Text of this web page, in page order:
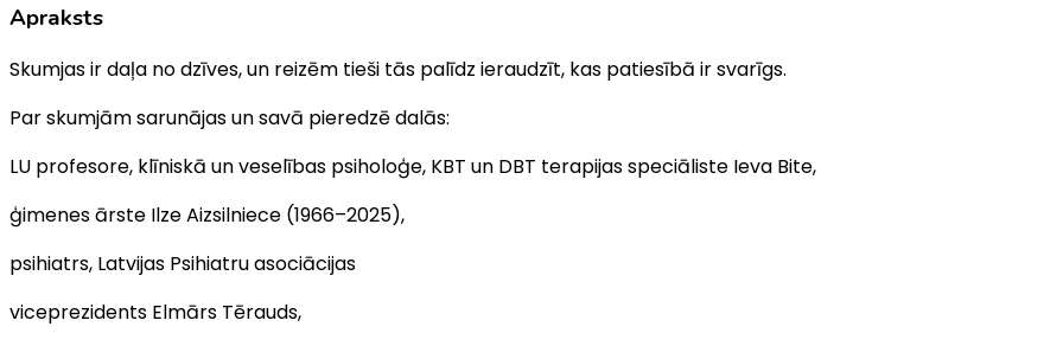
Apraksts
Skumjas ir daļa no dzīves, un reizēm tieši tās palīdz ieraudzīt, kas patiesībā ir svarīgs.
Par skumjām sarunājas un savā pieredzē dalās:
LU profesore, klīniskā un veselības psiholoģe, KBT un DBT terapijas speciāliste Ieva Bite,
ģimenes ārste Ilze Aizsilniece (1966–2025),
psihiatrs, Latvijas Psihiatru asociācijas
viceprezidents Elmārs Tērauds,